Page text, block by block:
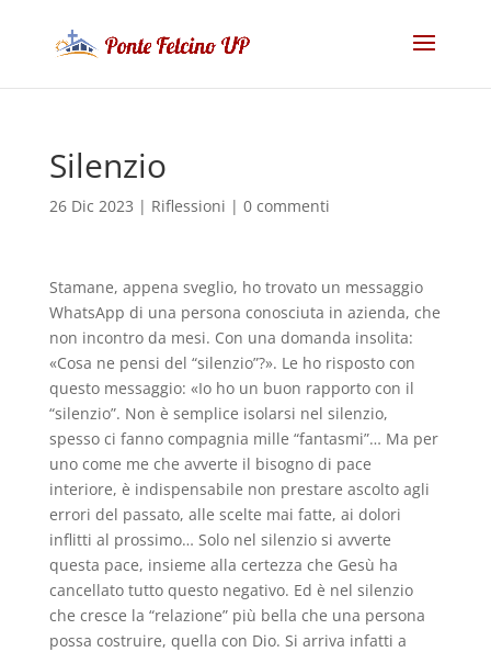
Silenzio
26 Dic 2023 | Riflessioni | 0 commenti
Stamane, appena sveglio, ho trovato un messaggio
WhatsApp di una persona conosciuta in azienda, che
non incontro da mesi. Con una domanda insolita:
«Cosa ne pensi del “silenzio”?». Le ho risposto con
questo messaggio: «Io ho un buon rapporto con il
“silenzio”. Non è semplice isolarsi nel silenzio,
spesso ci fanno compagnia mille “fantasmi”… Ma per
uno come me che avverte il bisogno di pace
interiore, è indispensabile non prestare ascolto agli
errori del passato, alle scelte mai fatte, ai dolori
inflitti al prossimo… Solo nel silenzio si avverte
questa pace, insieme alla certezza che Gesù ha
cancellato tutto questo negativo. Ed è nel silenzio
che cresce la “relazione” più bella che una persona
possa costruire, quella con Dio. Si arriva infatti a